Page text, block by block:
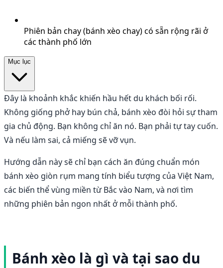
Phiên bản chay (bánh xèo chay) có sẵn rộng rãi ở
các thành phố lớn
Mục lục
Đây là khoảnh khắc khiến hầu hết du khách bối rối.
Không giống phở hay bún chả, bánh xèo đòi hỏi sự tham
gia chủ động. Bạn không chỉ ăn nó. Bạn phải tự tay cuốn.
Và nếu làm sai, cả miếng sẽ vỡ vụn.
Hướng dẫn này sẽ chỉ bạn cách ăn đúng chuẩn món
bánh xèo giòn rụm mang tính biểu tượng của Việt Nam,
các biến thể vùng miền từ Bắc vào Nam, và nơi tìm
những phiên bản ngon nhất ở mỗi thành phố.
Bánh xèo là gì và tại sao du